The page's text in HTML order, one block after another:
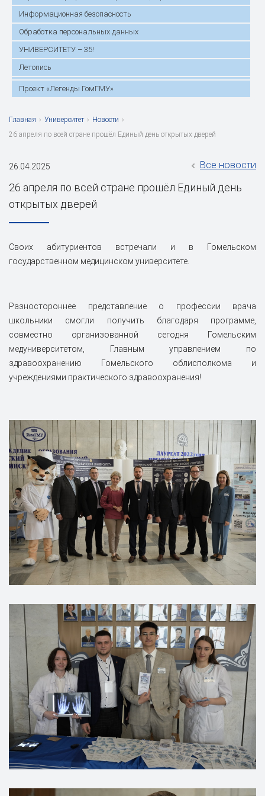
Информационная безопасность
Обработка персональных данных
УНИВЕРСИТЕТУ – 35!
Летопись
Проект «Легенды ГомГМУ»
Главная › Университет › Новости ›
26 апреля по всей стране прошёл Единый день открытых дверей
26.04.2025 Все новости
26 апреля по всей стране прошёл Единый день
открытых дверей
Своих абитуриентов встречали и в Гомельском
государственном медицинском университете.
Разностороннее представление о профессии врача
школьники смогли получить благодаря программе,
совместно организованной сегодня Гомельским
медуниверситетом, Главным управлением по
здравоохранению Гомельского облисполкома и
учреждениями практического здравоохранения!